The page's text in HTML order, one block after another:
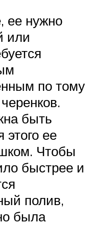
ее нужно
или
по тому
быть
этого ее
Чтобы
быстрее и
полив,
была